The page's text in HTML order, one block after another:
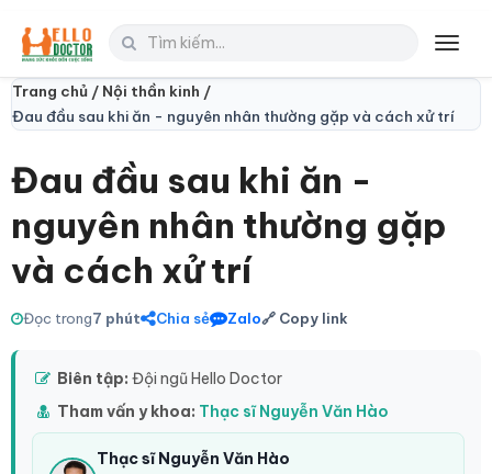
Trang chủ / Nội thần kinh /
Đau đầu sau khi ăn - nguyên nhân thường gặp và cách xử trí
Đau đầu sau khi ăn -
nguyên nhân thường gặp
và cách xử trí
Đọc trong7 phút Chia sẻ Zalo🔗 Copy link
Biên tập: Đội ngũ Hello Doctor
Tham vấn y khoa: Thạc sĩ Nguyễn Văn Hào
Thạc sĩ Nguyễn Văn Hào